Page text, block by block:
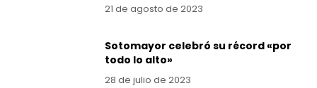
21 de agosto de 2023
Sotomayor celebró su récord «por
todo lo alto»
28 de julio de 2023